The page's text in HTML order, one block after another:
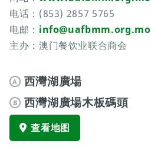
电话：(853) 2857 5765
电邮： info@uafbmm.org.mo
主办：澳门餐饮业联合商会
A 西灣湖廣場
B 西灣湖廣場木板碼頭
查看地图